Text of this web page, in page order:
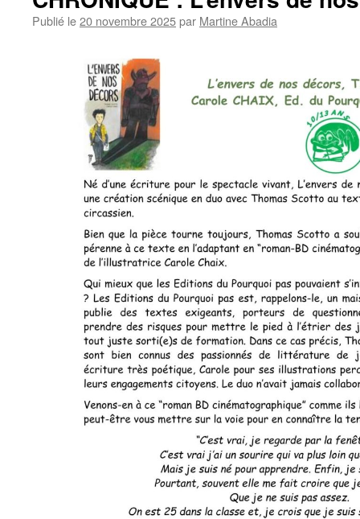
Publié le20 novembre 2025par Martine Abadia